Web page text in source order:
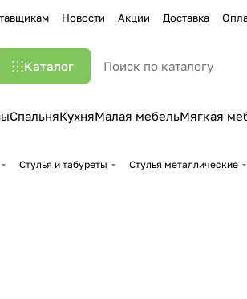
Новости Акции Доставка
Каталог
СпальняКухняМалая мебельМягкая
Стулья и табуреты Стулья металлические